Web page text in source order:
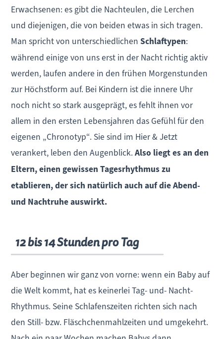
Erwachsenen: es gibt die Nachteulen, die Lerchen
und diejenigen, die von beiden etwas in sich tragen.
Man spricht von unterschiedlichenSchlaftypen:
während einige von uns erst in der Nacht richtig aktiv
werden, laufen andere in den frühen Morgenstunden
zur Höchstform auf. Bei Kindern ist die innere Uhr
noch nicht so stark ausgeprägt, es fehlt ihnen vor
allem in den ersten Lebensjahren das Gefühl für den
eigenen „Chronotyp“. Sie sind im Hier & Jetzt
verankert, leben den Augenblick.Also liegt es an den
Eltern, einen gewissen Tagesrhythmus zu
etablieren, der sich natürlich auch auf die Abend-
und Nachtruhe auswirkt.
12 bis 14 Stunden pro Tag
Aber beginnen wir ganz von vorne: wenn ein Baby auf
die Welt kommt, hat es keinerlei Tag- und- Nacht-
Rhythmus. Seine Schlafenszeiten richten sich nach
den Still- bzw. Fläschchenmahlzeiten und umgekehrt.